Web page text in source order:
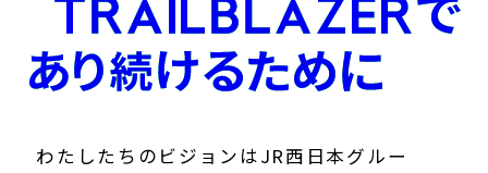
わたしたちのビジョンはJR西日本グルー